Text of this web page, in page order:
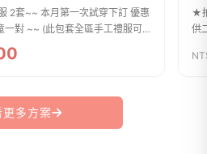
一對 ~~ (此包套全區手工禮服可
加其餘費用)(取禮服時押金5000
★拍
供
風
更多方案